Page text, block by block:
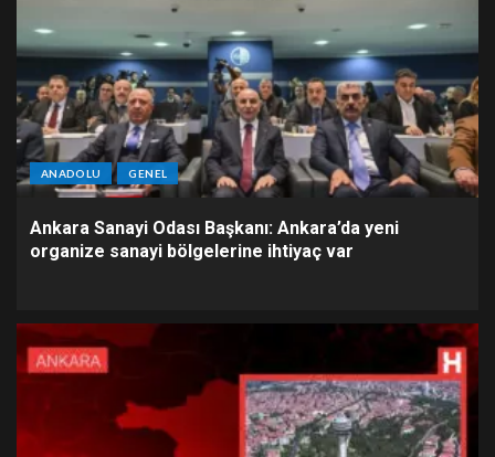
ANADOLU GENEL
Ankara Sanayi Odası Başkanı: Ankara’da yeni
organize sanayi bölgelerine ihtiyaç var